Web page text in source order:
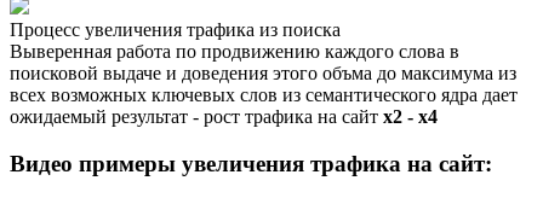
Процесс увеличения трафика из поиска
Выверенная работа по продвижению каждого слова в
поисковой выдаче и доведения этого объма до максимума из
всех возможных ключевых слов из семантического ядра дает
ожидаемый результат - рост трафика на сайт х2 - х4
Видео примеры увеличения трафика на сайт: